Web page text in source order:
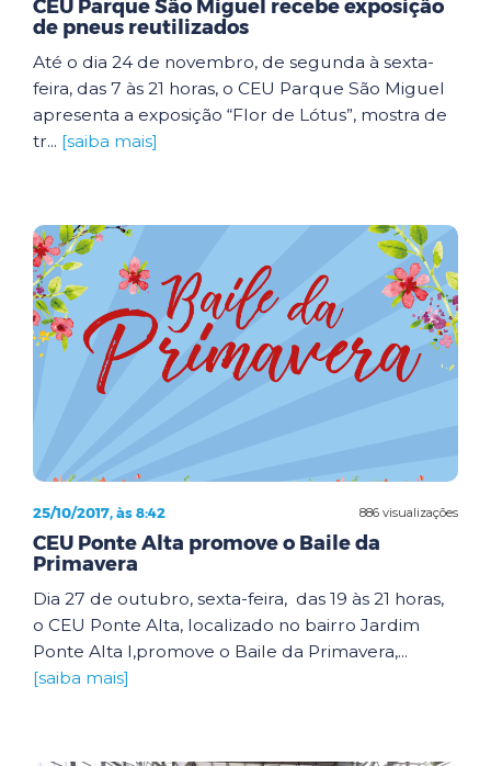
CEU Parque São Miguel recebe exposição
de pneus reutilizados
Até o dia 24 de novembro, de segunda à sexta-
feira, das 7 às 21 horas, o CEU Parque São Miguel
apresenta a exposição “Flor de Lótus”, mostra de
tr... [saiba mais]
886 visualizações
25/10/2017, às 8:42
CEU Ponte Alta promove o Baile da
Primavera
Dia 27 de outubro, sexta-feira, das 19 às 21 horas,
o CEU Ponte Alta, localizado no bairro Jardim
Ponte Alta I,promove o Baile da Primavera,...
[saiba mais]